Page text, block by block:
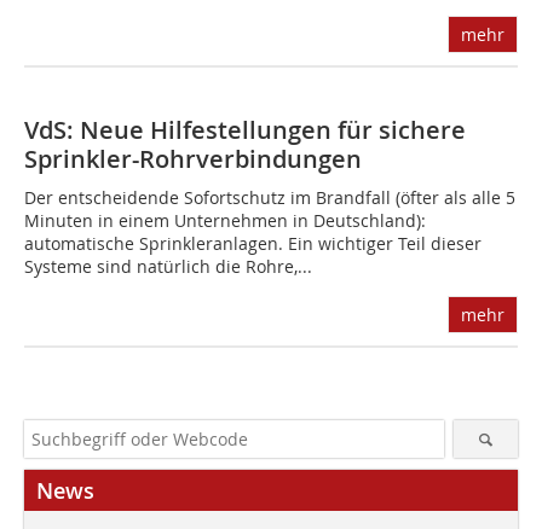
mehr
VdS: Neue Hilfestellungen für sichere
Sprinkler-Rohrverbindungen
Der entscheidende Sofortschutz im Brandfall (öfter als alle 5
Minuten in einem Unternehmen in Deutschland):
automatische Sprinkleranlagen. Ein wichtiger Teil dieser
Systeme sind natürlich die Rohre,...
mehr
News